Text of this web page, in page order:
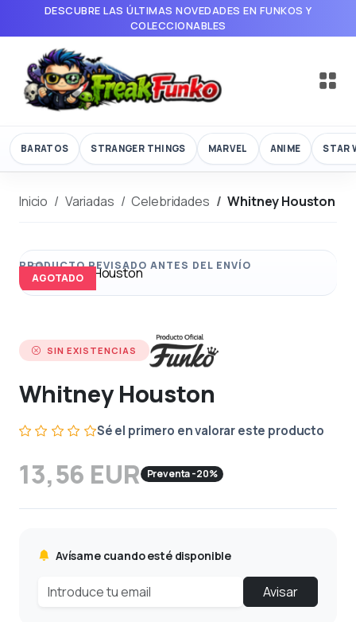
DESCUBRE LAS ÚLTIMAS NOVEDADES EN FUNKOS Y
COLECCIONABLES
BARATOS STRANGER THINGS MARVEL ANIME STAR
Inicio Variadas Celebridades Whitney Houston
AGOTADO
SIN EXISTENCIAS
Whitney Houston
Sé el primero en valorar este producto
13,56 EUR Preventa -20%
Avísame cuando esté disponible
Avisar